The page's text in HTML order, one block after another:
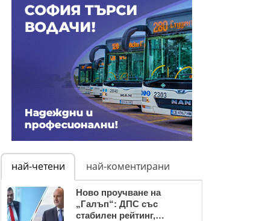
най-четени най-коментирани
Ново проучване на
„Галъп“: ДПС със
стабилен рейтинг,